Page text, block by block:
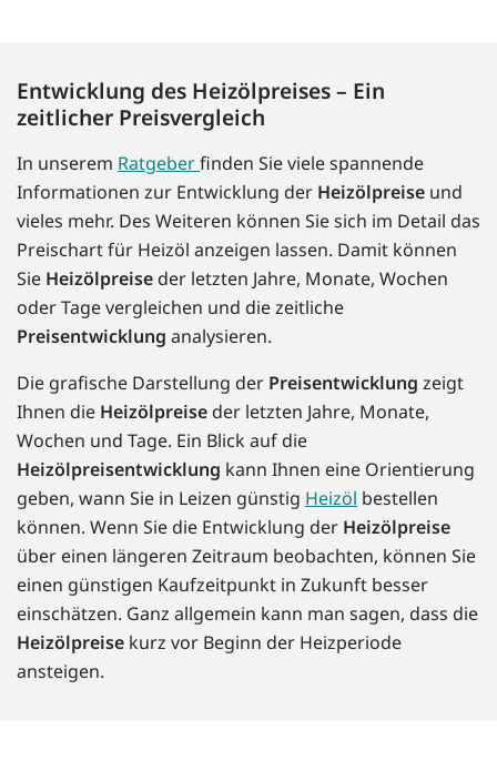
Entwicklung des Heizölpreises – Ein
zeitlicher Preisvergleich
In unserem Ratgeberfinden Sie viele spannende
Informationen zur Entwicklung der Heizölpreise und
vieles mehr. Des Weiteren können Sie sich im Detail das
Preischart für Heizöl anzeigen lassen. Damit können
Sie Heizölpreise der letzten Jahre, Monate, Wochen
oder Tage vergleichen und die zeitliche
Preisentwicklung analysieren.
Die grafische Darstellung der Preisentwicklung zeigt
Ihnen die Heizölpreise der letzten Jahre, Monate,
Wochen und Tage. Ein Blick auf die
Heizölpreisentwicklung kann Ihnen eine Orientierung
geben, wann Sie in Leizen günstig Heizöl bestellen
können. Wenn Sie die Entwicklung der Heizölpreise
über einen längeren Zeitraum beobachten, können Sie
einen günstigen Kaufzeitpunkt in Zukunft besser
einschätzen. Ganz allgemein kann man sagen, dass die
Heizölpreise kurz vor Beginn der Heizperiode
ansteigen.